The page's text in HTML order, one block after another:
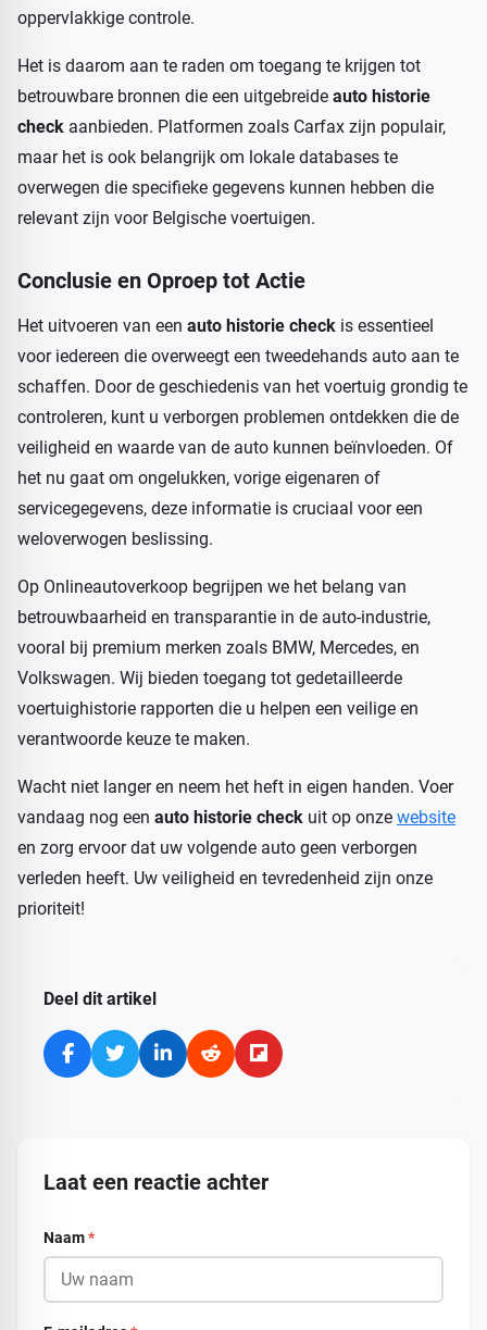
oppervlakkige controle.
Het is daarom aan te raden om toegang te krijgen tot
betrouwbare bronnen die een uitgebreide auto historie
check aanbieden. Platformen zoals Carfax zijn populair,
maar het is ook belangrijk om lokale databases te
overwegen die specifieke gegevens kunnen hebben die
relevant zijn voor Belgische voertuigen.
Conclusie en Oproep tot Actie
Het uitvoeren van een auto historie check is essentieel
voor iedereen die overweegt een tweedehands auto aan te
schaffen. Door de geschiedenis van het voertuig grondig te
controleren, kunt u verborgen problemen ontdekken die de
veiligheid en waarde van de auto kunnen beïnvloeden. Of
het nu gaat om ongelukken, vorige eigenaren of
servicegegevens, deze informatie is cruciaal voor een
weloverwogen beslissing.
Op Onlineautoverkoop begrijpen we het belang van
betrouwbaarheid en transparantie in de auto-industrie,
vooral bij premium merken zoals BMW, Mercedes, en
Volkswagen. Wij bieden toegang tot gedetailleerde
voertuighistorie rapporten die u helpen een veilige en
verantwoorde keuze te maken.
Wacht niet langer en neem het heft in eigen handen. Voer
vandaag nog een auto historie check uit op onze website
en zorg ervoor dat uw volgende auto geen verborgen
verleden heeft. Uw veiligheid en tevredenheid zijn onze
prioriteit!
Deel dit artikel
Laat een reactie achter
Naam*